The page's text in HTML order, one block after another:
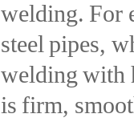
welding. For
steel pipes,
welding with
is firm,